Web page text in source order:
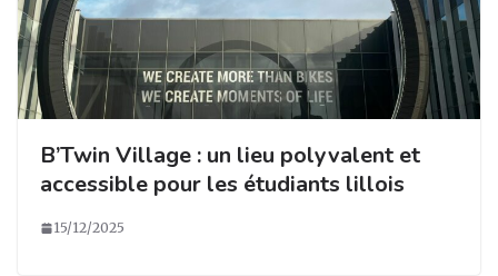
B’Twin Village : un lieu polyvalent et
accessible pour les étudiants lillois
15/12/2025